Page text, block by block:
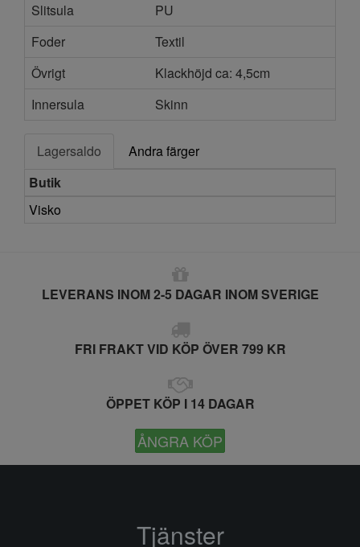
Slitsula
PU
Foder
Textil
Övrigt
Klackhöjd ca: 4,5cm
Innersula
Skinn
Lagersaldo
Andra färger
Butik
Visko
LEVERANS INOM 2-5 DAGAR INOM SVERIGE
FRI FRAKT VID KÖP ÖVER 799 KR
ÖPPET KÖP I 14 DAGAR
ÅNGRA KÖP
Tjänster